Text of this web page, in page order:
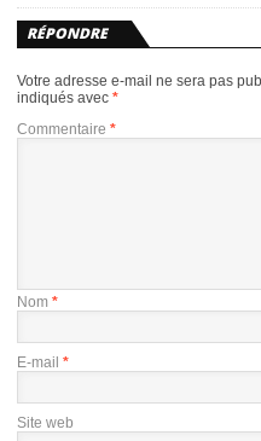
RÉPONDRE
Votre adresse e-mail ne sera pas
indiqués avec *
Commentaire *
Nom *
E-mail *
Site web